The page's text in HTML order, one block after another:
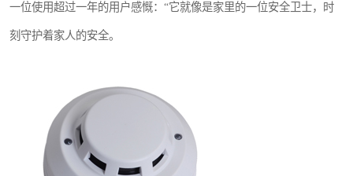
一位使用超过一年的用户感慨：“它就像是家里的一位安全卫士，时
刻守护着家人的安全。